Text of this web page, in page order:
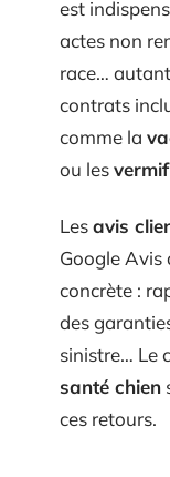
est
actes non
race…
contrats
comme la
ou les
Lesavis
Google Avis
concrète :
des
sinistre… Le
santé chien
ces retours.